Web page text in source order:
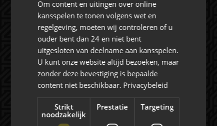
Over NAC Zakelijk
NAC ZAKELIJK
NIEUWS
Evenementen
Om content en uitingen over online
kansspelen te tonen volgens wet en
regelgeving, moeten wij controleren of u
ouder bent dan 24 en niet bent
uitgesloten van deelname aan kansspelen.
U kunt onze website altijd bezoeken, maar
zonder deze bevestiging is bepaalde
content niet beschikbaar. Privacybeleid
Strikt
noodzakelijk
Prestatie Targeting